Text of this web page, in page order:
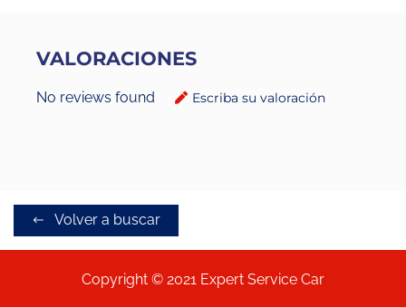
VALORACIONES
No reviews found Escriba su valoración
Volver a buscar
Copyright © 2021 Expert Service Car